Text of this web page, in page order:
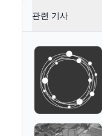
관련 기사